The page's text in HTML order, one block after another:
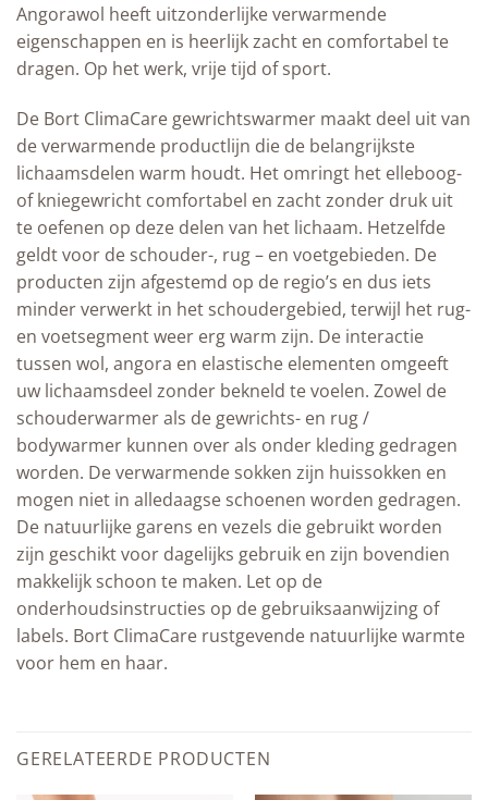
Angorawol heeft uitzonderlijke verwarmende
eigenschappen en is heerlijk zacht en comfortabel te
dragen. Op het werk, vrije tijd of sport.
De Bort ClimaCare gewrichtswarmer maakt deel uit van
de verwarmende productlijn die de belangrijkste
lichaamsdelen warm houdt. Het omringt het elleboog-
of kniegewricht comfortabel en zacht zonder druk uit
te oefenen op deze delen van het lichaam. Hetzelfde
geldt voor de schouder-, rug – en voetgebieden. De
producten zijn afgestemd op de regio’s en dus iets
minder verwerkt in het schoudergebied, terwijl het rug-
en voetsegment weer erg warm zijn. De interactie
tussen wol, angora en elastische elementen omgeeft
uw lichaamsdeel zonder bekneld te voelen. Zowel de
schouderwarmer als de gewrichts- en rug /
bodywarmer kunnen over als onder kleding gedragen
worden. De verwarmende sokken zijn huissokken en
mogen niet in alledaagse schoenen worden gedragen.
De natuurlijke garens en vezels die gebruikt worden
zijn geschikt voor dagelijks gebruik en zijn bovendien
makkelijk schoon te maken. Let op de
onderhoudsinstructies op de gebruiksaanwijzing of
labels. Bort ClimaCare rustgevende natuurlijke warmte
voor hem en haar.
GERELATEERDE PRODUCTEN